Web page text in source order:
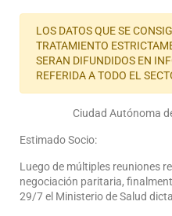
LOS DATOS QUE SE
TRATAMIENTO
SERAN DIFUNDIDOS EN
REFERIDA A TODO EL
Ciudad Autónoma
Estimado Socio:
Luego de múltiples reuniones
negociación paritaria,
29/7 el Ministerio de Salud